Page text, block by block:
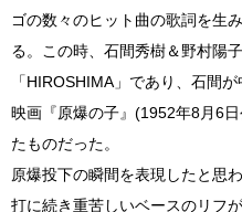
ゴの数々のヒット曲の歌詞を生
る。この時、石間秀樹＆野村陽
「HIROSHIMA」であり、石間
映画『原爆の子』(1952年8月6
たものだった。
原爆投下の瞬間を表現したと思
打に続き重苦しいベースのリフ